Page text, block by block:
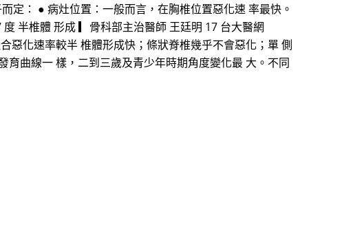
定： ● 病灶位置：一般而言，在胸椎位置惡化速 率最快。
半椎體 形成 ▎骨科部主治醫師 王廷明 17 台大醫網
化速率較半 椎體形成快；條狀脊椎幾乎不會惡化；單 側
曲線一 樣，二到三歲及青少年時期角度變化最 大。不同